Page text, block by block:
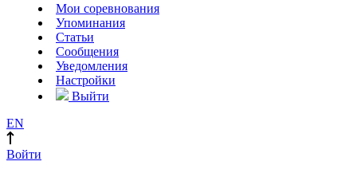
Мои соревнования
Упоминания
Статьи
Сообщения
Уведомления
Настройки
Выйти
EN
Войти